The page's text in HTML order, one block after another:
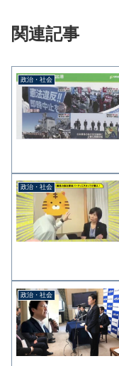
関連記事
政治・社会
政治・社会
政治・社会